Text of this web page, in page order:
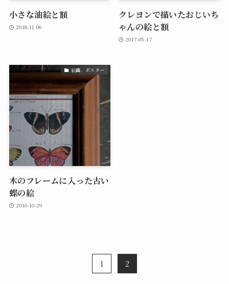
小さな油絵と額
2018-11-06
クレヨンで描いたおじいち
ゃんの絵と額
2017-05-17
絵画、ポスター
木のフレームに入った古い
蝶の絵
2016-10-29
1 2